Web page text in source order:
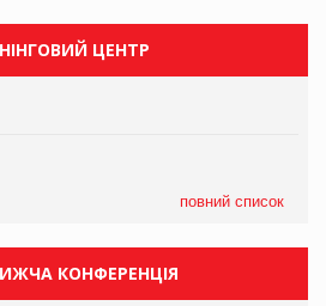
ЦЕНТР
повний список
КОНФЕРЕНЦІЯ